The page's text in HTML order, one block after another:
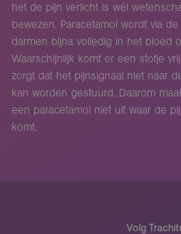
het de pijn verlicht is wél
bewezen. Paracetamol wordt via
darmen bijna volledig in het bloed
Waarschijnlijk komt er een stofje
zorgt dat het pijnsignaal niet naar
kan worden gestuurd. Daarom
een paracetamol niet uit waar de
komt.
Volg